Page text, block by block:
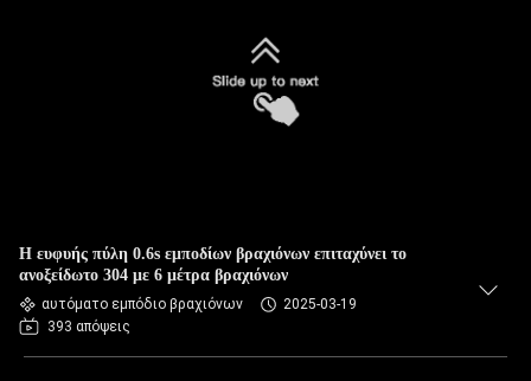
Η ευφυής πύλη 0.6s εμποδίων βραχιόνων επιταχύνει το
ανοξείδωτο 304 με 6 μέτρα βραχιόνων
αυτόματο εμπόδιο βραχιόνων
2025-03-19
393 απόψεις